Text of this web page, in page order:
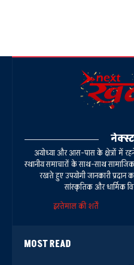
अयोध्या और आस-पास के क्षेत्रों में
स्थानीय समाचारों के साथ-साथ
रखते हुए उपयोगी जानकारी
सांस्कृतिक और धार्मिक
इस्तेमाल की शर्तें
MOST READ